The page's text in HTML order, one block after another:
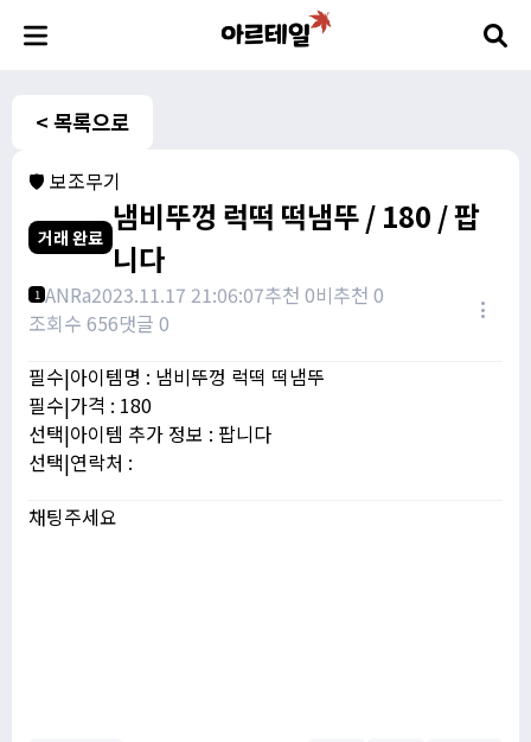
< 목록으로
🛡️ 보조무기
거래 완료
냄비뚜껑 럭떡 떡냄뚜 / 180 / 팝
니다
1 ANRa2023.11.17 21:06:07추천 0비추천 0
조회수 656댓글 0
필수|아이템명 : 냄비뚜껑 럭떡 떡냄뚜
필수|가격 : 180
선택|아이템 추가 정보 : 팝니다
선택|연락처 :
채팅주세요